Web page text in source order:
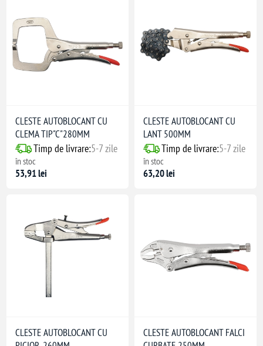
CLESTE AUTOBLOCANT CU
CLEMA TIP"C"280MM
Timp de livrare:5-7 zile
în stoc
53,91 lei
CLESTE AUTOBLOCANT CU
LANT 500MM
Timp de livrare:5-7 zile
în stoc
63,20 lei
CLESTE AUTOBLOCANT CU
CLESTE AUTOBLOCANT FALCI